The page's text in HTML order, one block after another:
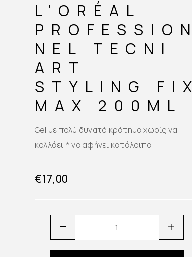
L’ORÉAL
PROFESSION
NEL TECNI
ART
STYLING FIX
MAX 200ML
Gel με πολύ δυνατό κράτημα χωρίς να
κολλάει ή να αφήνει κατάλοιπα
€17,00